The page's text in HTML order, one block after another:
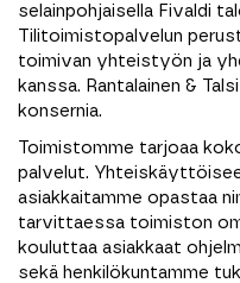
selainpohjaisella Fivaldi
Tilitoimistopalvelun
toimivan yhteistyön ja
kanssa. Rantalainen &
konsernia.
Toimistomme tarjoaa
palvelut.
asiakkaitamme opastaa
tarvittaessa toimiston
kouluttaa asiakkaat
sekä henkilökuntamme